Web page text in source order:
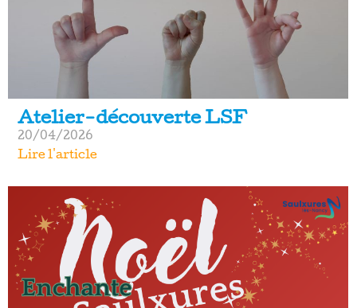
Atelier-découverte LSF
20/04/2026
Lire l'article